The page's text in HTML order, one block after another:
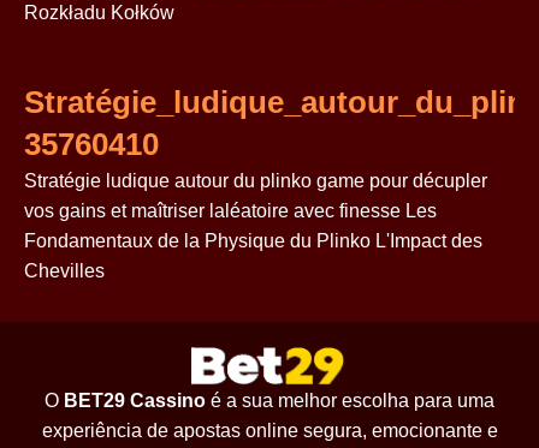
Rozkładu Kołków
35760410
Stratégie ludique autour du plinko game pour décupler
vos gains et maîtriser laléatoire avec finesse Les
Fondamentaux de la Physique du Plinko L'Impact des
Chevilles
O BET29 Cassino é a sua melhor escolha para uma
experiência de apostas online segura, emocionante e